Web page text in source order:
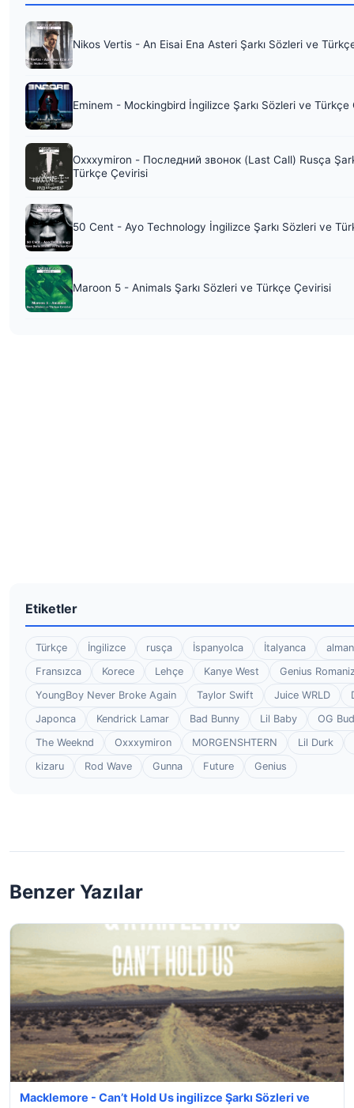
Nikos Vertis - An Eisai Ena Asteri Şarkı Sözleri ve
Eminem - Mockingbird İngilizce Şarkı Sözleri ve Türkçe
Oxxxymiron - Последний звонок (Last Call) Rusça
Türkçe Çevirisi
50 Cent - Ayo Technology İngilizce Şarkı Sözleri ve
Maroon 5 - Animals Şarkı Sözleri ve Türkçe Çevirisi
Etiketler
Türkçe İngilizce rusça İspanyolca İtalyanca
Fransızca
Korece Lehçe Kanye West
Genius
YoungBoy Never Broke Again
Taylor Swift Juice WRLD
Japonca
Kendrick Lamar Bad Bunny Lil Baby
OG
The Weeknd
Oxxxymiron MORGENSHTERN
Lil Durk
kizaru
Rod Wave Gunna Future Genius
Benzer Yazılar
Macklemore - Can’t Hold Us ingilizce Şarkı Sözleri ve